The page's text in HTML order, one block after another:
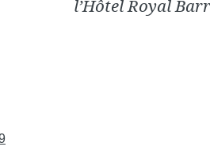
l’Hôtel Royal